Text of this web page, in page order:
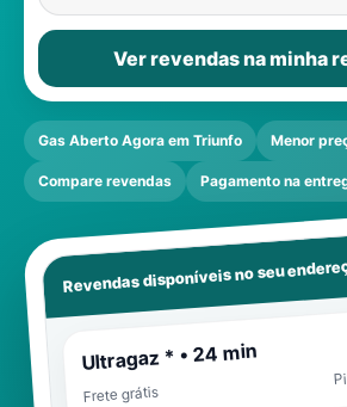
Ver revendas na minha
Gas Aberto Agora em Triunfo Menor
Compare revendas Pagamento na
Revendas disponíveis no seu
Ultragaz * • 24 min
Frete grátis